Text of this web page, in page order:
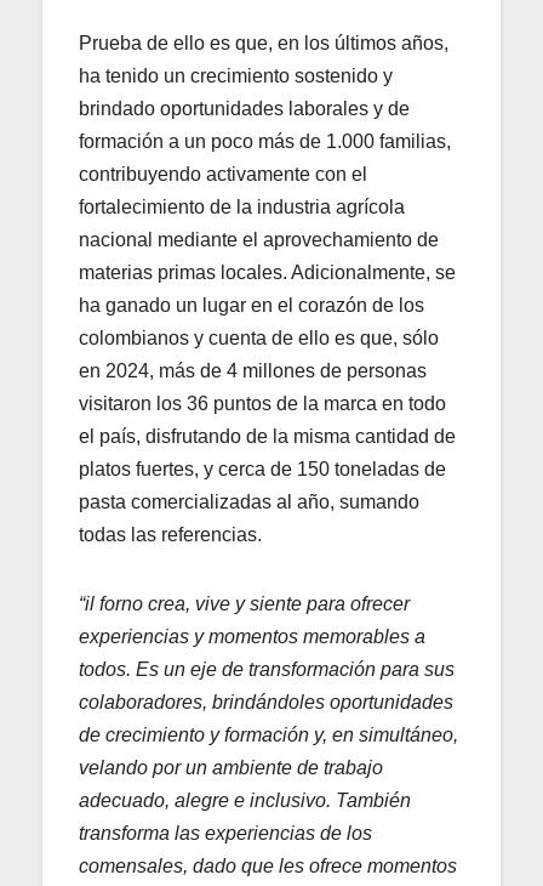
Prueba de ello es que, en los últimos años,
ha tenido un crecimiento sostenido y
brindado oportunidades laborales y de
formación a un poco más de 1.000 familias,
contribuyendo activamente con el
fortalecimiento de la industria agrícola
nacional mediante el aprovechamiento de
materias primas locales. Adicionalmente, se
ha ganado un lugar en el corazón de los
colombianos y cuenta de ello es que, sólo
en 2024, más de 4 millones de personas
visitaron los 36 puntos de la marca en todo
el país, disfrutando de la misma cantidad de
platos fuertes, y cerca de 150 toneladas de
pasta comercializadas al año, sumando
todas las referencias.
“il forno crea, vive y siente para ofrecer
experiencias y momentos memorables a
todos. Es un eje de transformación para sus
colaboradores, brindándoles oportunidades
de crecimiento y formación y, en simultáneo,
velando por un ambiente de trabajo
adecuado, alegre e inclusivo. También
transforma las experiencias de los
comensales, dado que les ofrece momentos